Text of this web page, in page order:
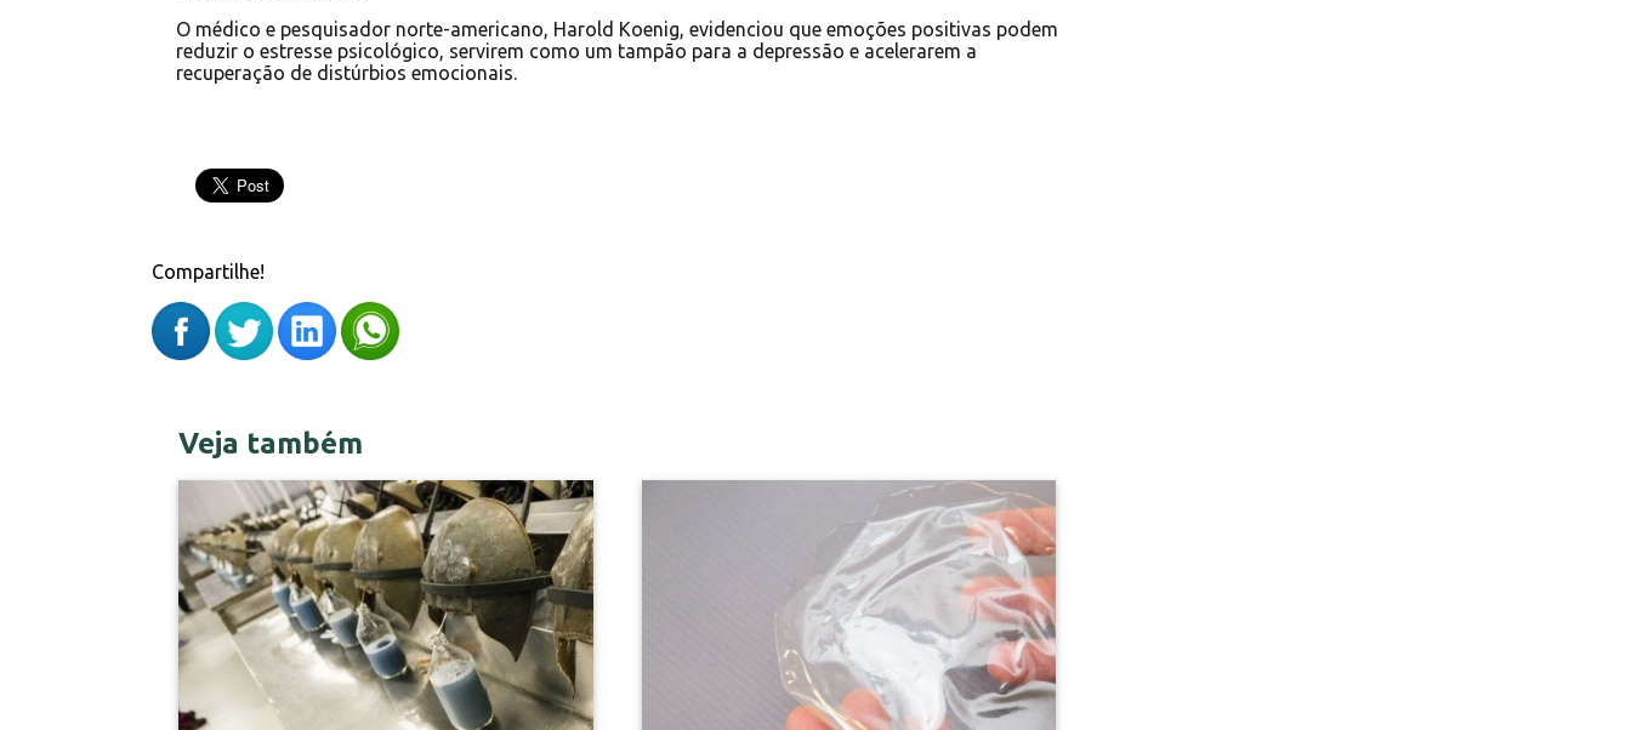
O médico e pesquisador norte-americano, Harold Koenig, evidenciou que emoções positivas podem
reduzir o estresse psicológico, servirem como um tampão para a depressão e acelerarem a
recuperação de distúrbios emocionais.
Compartilhe!
Veja também